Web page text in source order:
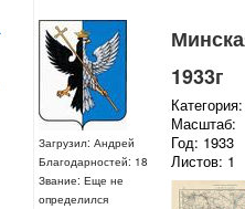
Загрузил: Андрей
Благодарностей: 18
Звание: Еще не
определился
1933г
Масштаб:
Год: 1933
Листов: 1